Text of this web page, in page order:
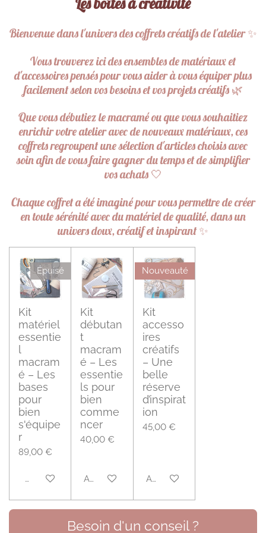
Bienvenue dans l'univers des coffrets créatifs de l'atelier ✨
Vous trouverez ici des ensembles de matériaux et
d'accessoires pensés pour vous aider à vous équiper plus
facilement selon vos besoins et vos projets créatifs 🌿
Que vous débutiez le macramé ou que vous souhaitiez
enrichir votre atelier avec de nouveaux matériaux, ces
coffrets regroupent une sélection d'articles choisis avec
soin afin de vous faire gagner du temps et de simplifier
vos achats 🤍
Chaque coffret a été imaginé pour vous permettre de créer
en toute sérénité avec du matériel de qualité, dans un
univers doux, créatif et inspirant ✨
Épuisé
Kit
matériel
essentie
l
macram
é – Les
bases
pour
bien
s'équipe
r
89,00 €
M'avertir si disponible
Kit
débutan
t
macram
é – Les
essentie
ls pour
bien
comme
ncer
40,00 €
Ajouter au panier
Nouveauté
Kit
accesso
ires
créatifs
– Une
belle
réserve
d’inspirat
ion
45,00 €
Ajouter au panier
Besoin d'un conseil ?